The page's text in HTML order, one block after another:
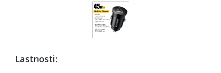
Lastnosti: